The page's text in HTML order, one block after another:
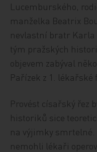
Lucemburského,
manželka Beatrix
nevlastní bratr Karla
tým pražských
objevem zabýval
Pařízek z 1. lékařské
Provést císařský řez
historiků sice
na výjimky smrtelné.
nemohli lékaři